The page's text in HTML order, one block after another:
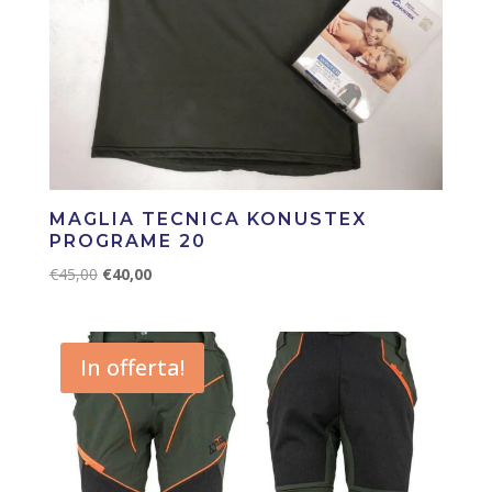
MAGLIA TECNICA KONUSTEX
PROGRAME 20
€45,00 Il
era:
€45,00.
€40,00Il
è:
€40,00.
In offerta!